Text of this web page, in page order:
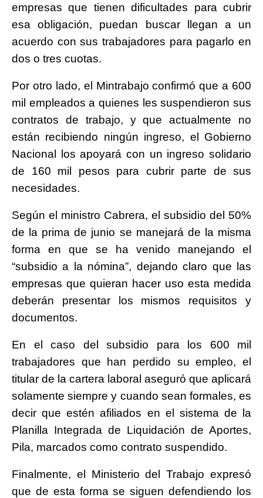
empresas que tienen dificultades para cubrir
esa obligación, puedan buscar llegan a un
acuerdo con sus trabajadores para pagarlo en
dos o tres cuotas.
Por otro lado, el Mintrabajo confirmó que a 600
mil empleados a quienes les suspendieron sus
contratos de trabajo, y que actualmente no
están recibiendo ningún ingreso, el Gobierno
Nacional los apoyará con un ingreso solidario
de 160 mil pesos para cubrir parte de sus
necesidades.
Según el ministro Cabrera, el subsidio del 50%
de la prima de junio se manejará de la misma
forma en que se ha venido manejando el
“subsidio a la nómina”, dejando claro que las
empresas que quieran hacer uso esta medida
deberán presentar los mismos requisitos y
documentos.
En el caso del subsidio para los 600 mil
trabajadores que han perdido su empleo, el
titular de la cartera laboral aseguró que aplicará
solamente siempre y cuando sean formales, es
decir que estén afiliados en el sistema de la
Planilla Integrada de Liquidación de Aportes,
Pila, marcados como contrato suspendido.
Finalmente, el Ministerio del Trabajo expresó
que de esta forma se siguen defendiendo los